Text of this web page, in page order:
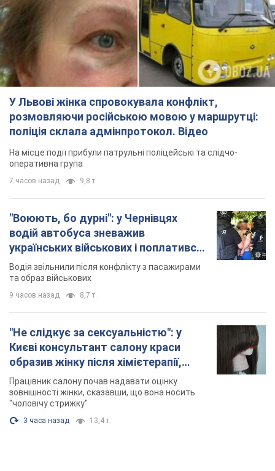
У Львові жінка спровокувала конфлікт,
розмовляючи російською мовою у маршрутці:
поліція склала адмінпротокол. Відео
На місце події прибули патрульні поліцейські та слідчо-
оперативна група
7 часов назад 9,8 т.
"Воюють, бо дурні": у Чернівцях
водій автобуса зневажив
українських військових і поплатився.
Відео
Водія звільнили після конфлікту з пасажирами
та образ військових
9 часов назад 8,7 т.
"Не слідкує за сексуальністю": у
Києві консультант салону краси
образив жінку після хімієтерапії,
розгорівся скандал. Фото
Працівник салону почав надавати оцінку
зовнішності жінки, сказавши, що вона носить
"чоловічу стрижку"
3 часа назад 13,4 т.